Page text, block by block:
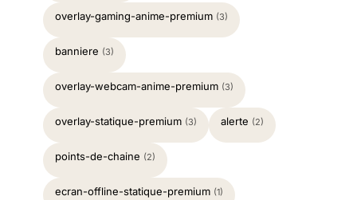
overlay-gaming-anime-premium (3)
banniere (3)
overlay-webcam-anime-premium (3)
overlay-statique-premium (3) alerte (2)
points-de-chaine (2)
ecran-offline-statique-premium (1)